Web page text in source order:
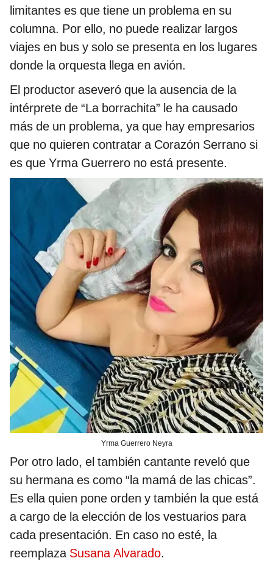
limitantes es que tiene un problema en su
columna. Por ello, no puede realizar largos
viajes en bus y solo se presenta en los lugares
donde la orquesta llega en avión.
El productor aseveró que la ausencia de la
intérprete de “La borrachita” le ha causado
más de un problema, ya que hay empresarios
que no quieren contratar a Corazón Serrano si
es que Yrma Guerrero no está presente.
Yrma Guerrero Neyra
Por otro lado, el también cantante reveló que
su hermana es como “la mamá de las chicas”.
Es ella quien pone orden y también la que está
a cargo de la elección de los vestuarios para
cada presentación. En caso no esté, la
reemplaza Susana Alvarado.